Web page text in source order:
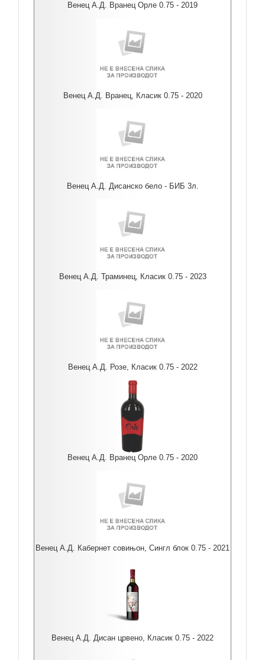
Венец А.Д. Вранец Орле 0.75 - 2019
Венец А.Д. Вранец, Класик 0.75 - 2020
Венец А.Д. Дисанско бело - БИБ 3л.
Венец А.Д. Траминец, Класик 0.75 - 2023
Венец А.Д. Розе, Класик 0.75 - 2022
Венец А.Д. Вранец Орле 0.75 - 2020
Венец А.Д. Кабернет совињон, Сингл блок 0.75 - 2021
Венец А.Д. Дисан црвено, Класик 0.75 - 2022